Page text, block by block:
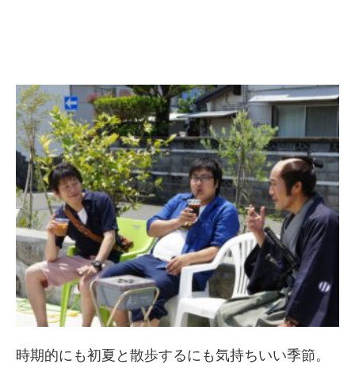
時期的にも初夏と散歩するにも気持ちいい季節。